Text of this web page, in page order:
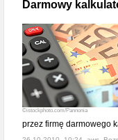
Darmowy
©istockphoto.com/Pannonia
przez firmę darmowego